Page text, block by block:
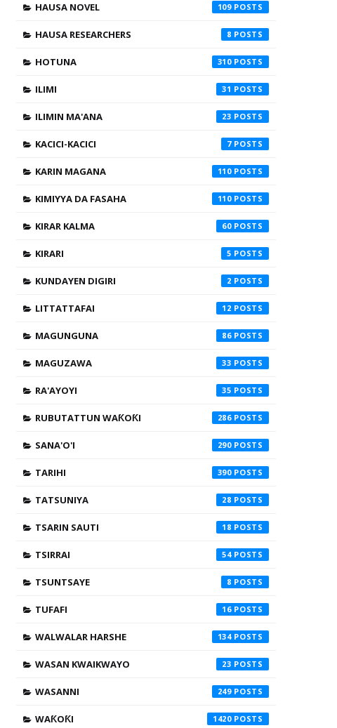
HAUSA NOVEL 109
HAUSA RESEARCHERS 8
HOTUNA 310
ILIMI 31
ILIMIN MA'ANA 23
KACICI-KACICI 7
KARIN MAGANA 110
KIMIYYA DA FASAHA 110
KIRAR KALMA 60
KIRARI 5
KUNDAYEN DIGIRI 2
LITTATTAFAI 12
MAGUNGUNA 86
MAGUZAWA 33
RA'AYOYI 35
RUBUTATTUN WAƘOƘI 286
SANA'O'I 290
TARIHI 390
TATSUNIYA 28
TSARIN SAUTI 18
TSIRRAI 54
TSUNTSAYE 8
TUFAFI 16
WALWALAR HARSHE 134
WASAN KWAIKWAYO 23
WASANNI 249
WAƘOƘI 1420